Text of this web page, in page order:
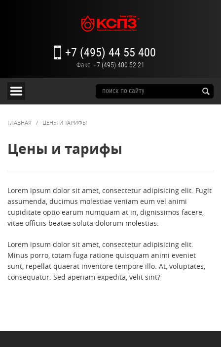
+7 (495) 44 55 400
Факс: +7 (495) 400 52 21
ГЛАВНАЯ / ЦЕНЫ И ТАРИФЫ
Цены и тарифы
Lorem ipsum dolor sit amet, consectetur adipisicing elit. Fugit
assumenda, ducimus molestiae veniam eum vel animi
cupiditate optio earum numquam at in, dignissimos facere,
vitae officiis beatae soluta dolorum molestias.
Lorem ipsum dolor sit amet, consectetur adipisicing elit.
Minus porro, totam fuga ratione quisquam animi eveniet
sunt, repellat quaerat inventore tempore illo. At, voluptates,
consequatur. Sed aperiam expedita, velit sint?